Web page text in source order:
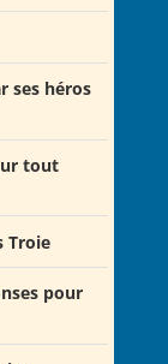
romaine à
ses héros
tout
Troie
pour